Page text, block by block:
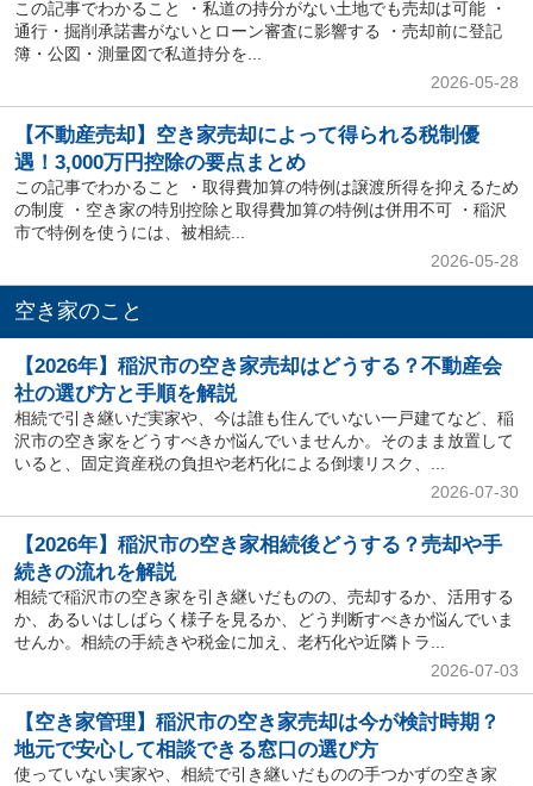
この記事でわかること ・私道の持分がない土地でも売却は可能 ・
通行・掘削承諾書がないとローン審査に影響する ・売却前に登記
簿・公図・測量図で私道持分を...
2026-05-28
【不動産売却】空き家売却によって得られる税制優
遇！3,000万円控除の要点まとめ
この記事でわかること ・取得費加算の特例は譲渡所得を抑えるため
の制度 ・空き家の特別控除と取得費加算の特例は併用不可 ・稲沢
市で特例を使うには、被相続...
2026-05-28
空き家のこと
【2026年】稲沢市の空き家売却はどうする？不動産会
社の選び方と手順を解説
相続で引き継いだ実家や、今は誰も住んでいない一戸建てなど、稲
沢市の空き家をどうすべきか悩んでいませんか。そのまま放置して
いると、固定資産税の負担や老朽化による倒壊リスク、...
2026-07-30
【2026年】稲沢市の空き家相続後どうする？売却や手
続きの流れを解説
相続で稲沢市の空き家を引き継いだものの、売却するか、活用する
か、あるいはしばらく様子を見るか、どう判断すべきか悩んでいま
せんか。相続の手続きや税金に加え、老朽化や近隣トラ...
2026-07-03
【空き家管理】稲沢市の空き家売却は今が検討時期？
地元で安心して相談できる窓口の選び方
使っていない実家や、相続で引き継いだものの手つかずの空き家